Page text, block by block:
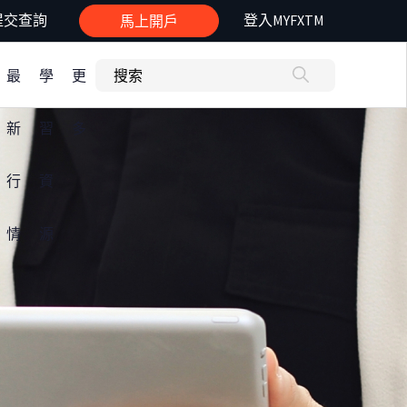
交查詢 馬上開戶 登入MYFXTM
最
新
行
情
學
習
資
更